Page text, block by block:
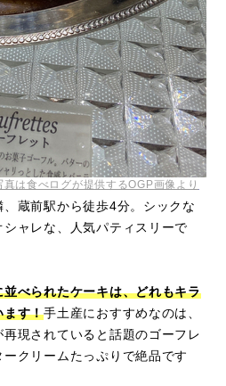
真は食べログが提供するOGP画像より
蔵前駅から徒歩4分。シックな
ャレな、人気パティスリーで
べられたケーキは、どれもキラ
ます！手土産におすすめなのは、
現されていると話題のゴーフレ
クリームたっぷりで絶品です